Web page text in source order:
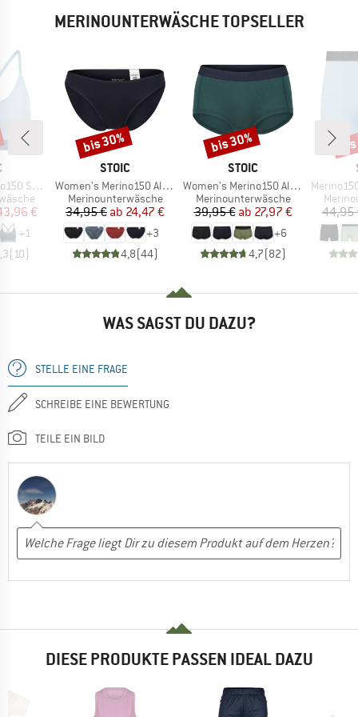
MERINOUNTERWÄSCHE TOPSELLER
Bra
Preis
€
+1
(10)
MARKE
STOIC
Artikel
Women's Merino150 AlsenSt. Brief
Produktgruppe
Merinounterwäsche
Preis
34,95 € reduzierter Preis
ab 24,47 €
+3
4,8(44)
Rabatt
bis 30%
MARKE
STOIC
Artikel
Women's Merino150 AlsenSt. Hipster
Produktgruppe
Merinounterwäsche
Preis
39,95 € reduzierter Preis
ab 27,97 €
+6
4,7(82)
Rabatt
bis 30%
Artikel
Merino150
44,95
WAS SAGST DU DAZU?
STELLE EINE FRAGE
SCHREIBE EINE BEWERTUNG
TEILE EIN BILD
DIESE PRODUKTE PASSEN IDEAL DAZU